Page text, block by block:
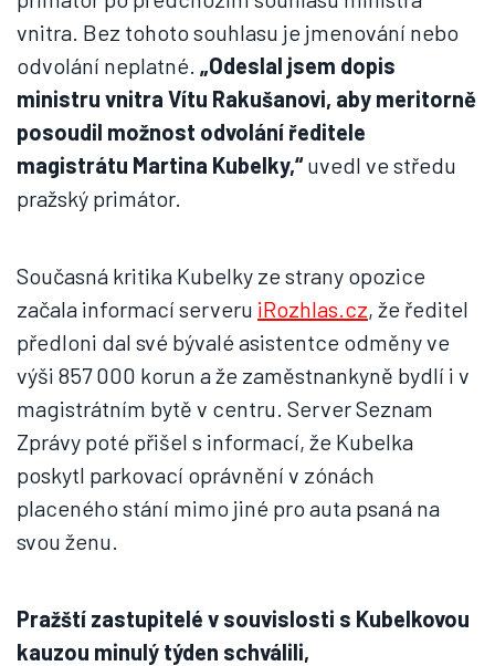
vnitra. Bez tohoto souhlasu je jmenování nebo
odvolání neplatné. „Odeslal jsem dopis
ministru vnitra Vítu Rakušanovi, aby meritorně
posoudil možnost odvolání ředitele
magistrátu Martina Kubelky,“uvedl ve středu
pražský primátor.
Současná kritika Kubelky ze strany opozice
začala informací serveru iRozhlas.cz, že ředitel
předloni dal své bývalé asistentce odměny ve
výši 857 000 korun a že zaměstnankyně bydlí i v
magistrátním bytě v centru. Server Seznam
Zprávy poté přišel s informací, že Kubelka
poskytl parkovací oprávnění v zónách
placeného stání mimo jiné pro auta psaná na
svou ženu.
Pražští zastupitelé v souvislosti s Kubelkovou
kauzou minulý týden schválili,